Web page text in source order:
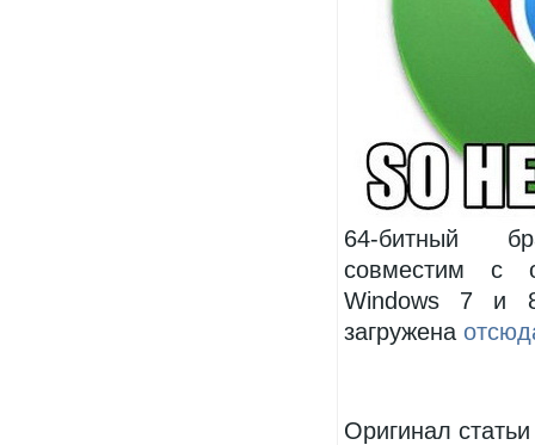
64-битный
совместим с
Windows 7 и
загружена
Оригинал